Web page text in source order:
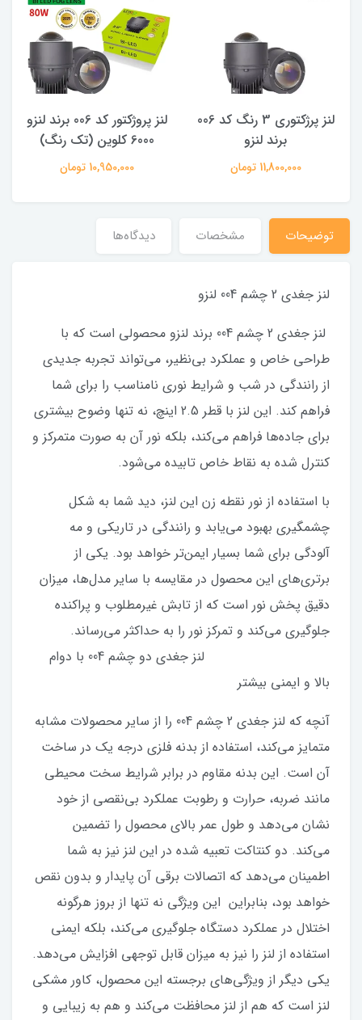
لنز پرژکتوری 3 رنگ کد 006
برند لنزو
11,800,000 تومان
لنز پروژکتور کد 006 برند لنزو
6000 کلوین (تک رنگ)
10,950,000 تومان
توضیحات مشخصات دیدگاه‌ها
لنز جغدی 2 چشم 004 لنزو
لنز جغدی 2 چشم 004 برند لنزو محصولی است که با
طراحی خاص و عملکرد بی‌نظیر، می‌تواند تجربه جدیدی
از رانندگی در شب و شرایط نوری نامناسب را برای شما
فراهم کند. این لنز با قطر 2.5 اینچ، نه تنها وضوح بیشتری
برای جاده‌ها فراهم می‌کند، بلکه نور آن به صورت متمرکز و
کنترل شده به نقاط خاص تابیده می‌شود.
با استفاده از نور نقطه زن این لنز، دید شما به شکل
چشمگیری بهبود می‌یابد و رانندگی در تاریکی و مه
آلودگی برای شما بسیار ایمن‌تر خواهد بود. یکی از
برتری‌های این محصول در مقایسه با سایر مدل‌ها، میزان
دقیق پخش نور است که از تابش غیرمطلوب و پراکنده
جلوگیری می‌کند و تمرکز نور را به حداکثر می‌رساند.
لنز جغدی دو چشم 004 با دوام
بالا و ایمنی بیشتر
آنچه که لنز جغدی 2 چشم 004 را از سایر محصولات مشابه
متمایز می‌کند، استفاده از بدنه فلزی درجه یک در ساخت
آن است. این بدنه مقاوم در برابر شرایط سخت محیطی
مانند ضربه، حرارت و رطوبت عملکرد بی‌نقصی از خود
نشان می‌دهد و طول عمر بالای محصول را تضمین
می‌کند. دو کنتاکت تعبیه‌ شده در این لنز نیز به شما
اطمینان می‌دهد که اتصالات برقی آن پایدار و بدون نقص
خواهد بود، بنابراین این ویژگی نه تنها از بروز هرگونه
اختلال در عملکرد دستگاه جلوگیری می‌کند، بلکه ایمنی
استفاده از لنز را نیز به میزان قابل توجهی افزایش می‌دهد.
یکی دیگر از ویژگی‌های برجسته این محصول، کاور مشکی
لنز است که هم از لنز محافظت می‌کند و هم به زیبایی و